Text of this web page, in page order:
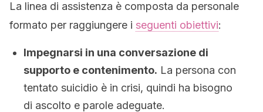
La linea di assistenza è composta da personale
formato per raggiungere i seguenti obiettivi:
Impegnarsi in una conversazione di
supporto e contenimento. La persona con
tentato suicidio è in crisi, quindi ha bisogno
di ascolto e parole adeguate.